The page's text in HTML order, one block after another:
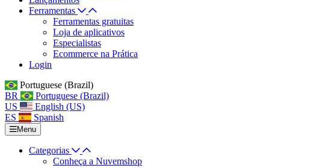
Ferramentas
Ferramentas gratuitas
Loja de aplicativos
Especialistas
Ecommerce na Prática
Login
Portuguese (Brazil)
BR
Portuguese (Brazil)
US
English (US)
ES
Spanish
Menu
Categorias
Conheça a Nuvemshop